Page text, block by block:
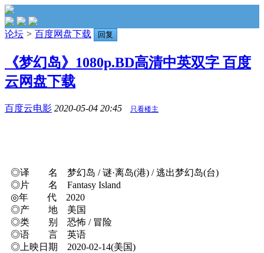
论坛 > 百度网盘下载 回复
《梦幻岛》1080p.BD高清中英双字 百度
云网盘下载
百度云电影 2020-05-04 20:45 只看楼主
◎译 名 梦幻岛 / 谜·离岛(港) / 逃出梦幻岛(台)
◎片 名 Fantasy Island
◎年 代 2020
◎产 地 美国
◎类 别 恐怖 / 冒险
◎语 言 英语
◎上映日期 2020-02-14(美国)